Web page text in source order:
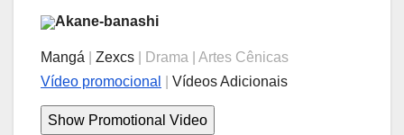
Akane-banashi
Mangá Zexcs
| Drama | Artes Cênicas
Vídeo promocional
Vídeos Adicionais